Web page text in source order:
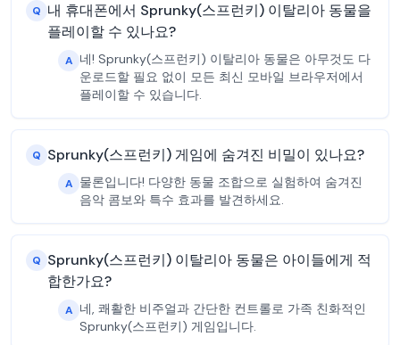
Q 내 휴대폰에서 Sprunky(스프런키) 이탈리아 동물을
플레이할 수 있나요?
A 네! Sprunky(스프런키) 이탈리아 동물은 아무것도 다
운로드할 필요 없이 모든 최신 모바일 브라우저에서
플레이할 수 있습니다.
Q Sprunky(스프런키) 게임에 숨겨진 비밀이 있나요?
A 물론입니다! 다양한 동물 조합으로 실험하여 숨겨진
음악 콤보와 특수 효과를 발견하세요.
Q Sprunky(스프런키) 이탈리아 동물은 아이들에게 적
합한가요?
A 네, 쾌활한 비주얼과 간단한 컨트롤로 가족 친화적인
Sprunky(스프런키) 게임입니다.